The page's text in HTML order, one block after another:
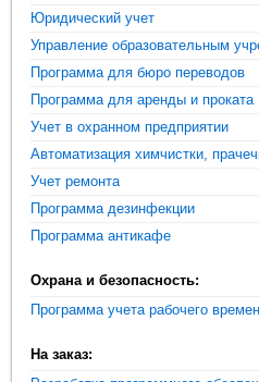
Юридический учет
Управление образовательным
Программа для бюро переводов
Программа для аренды и проката
Учет в охранном предприятии
Автоматизация химчистки,
Учет ремонта
Программа дезинфекции
Программа антикафе
Охрана и безопасность:
Программа учета рабочего
На заказ: